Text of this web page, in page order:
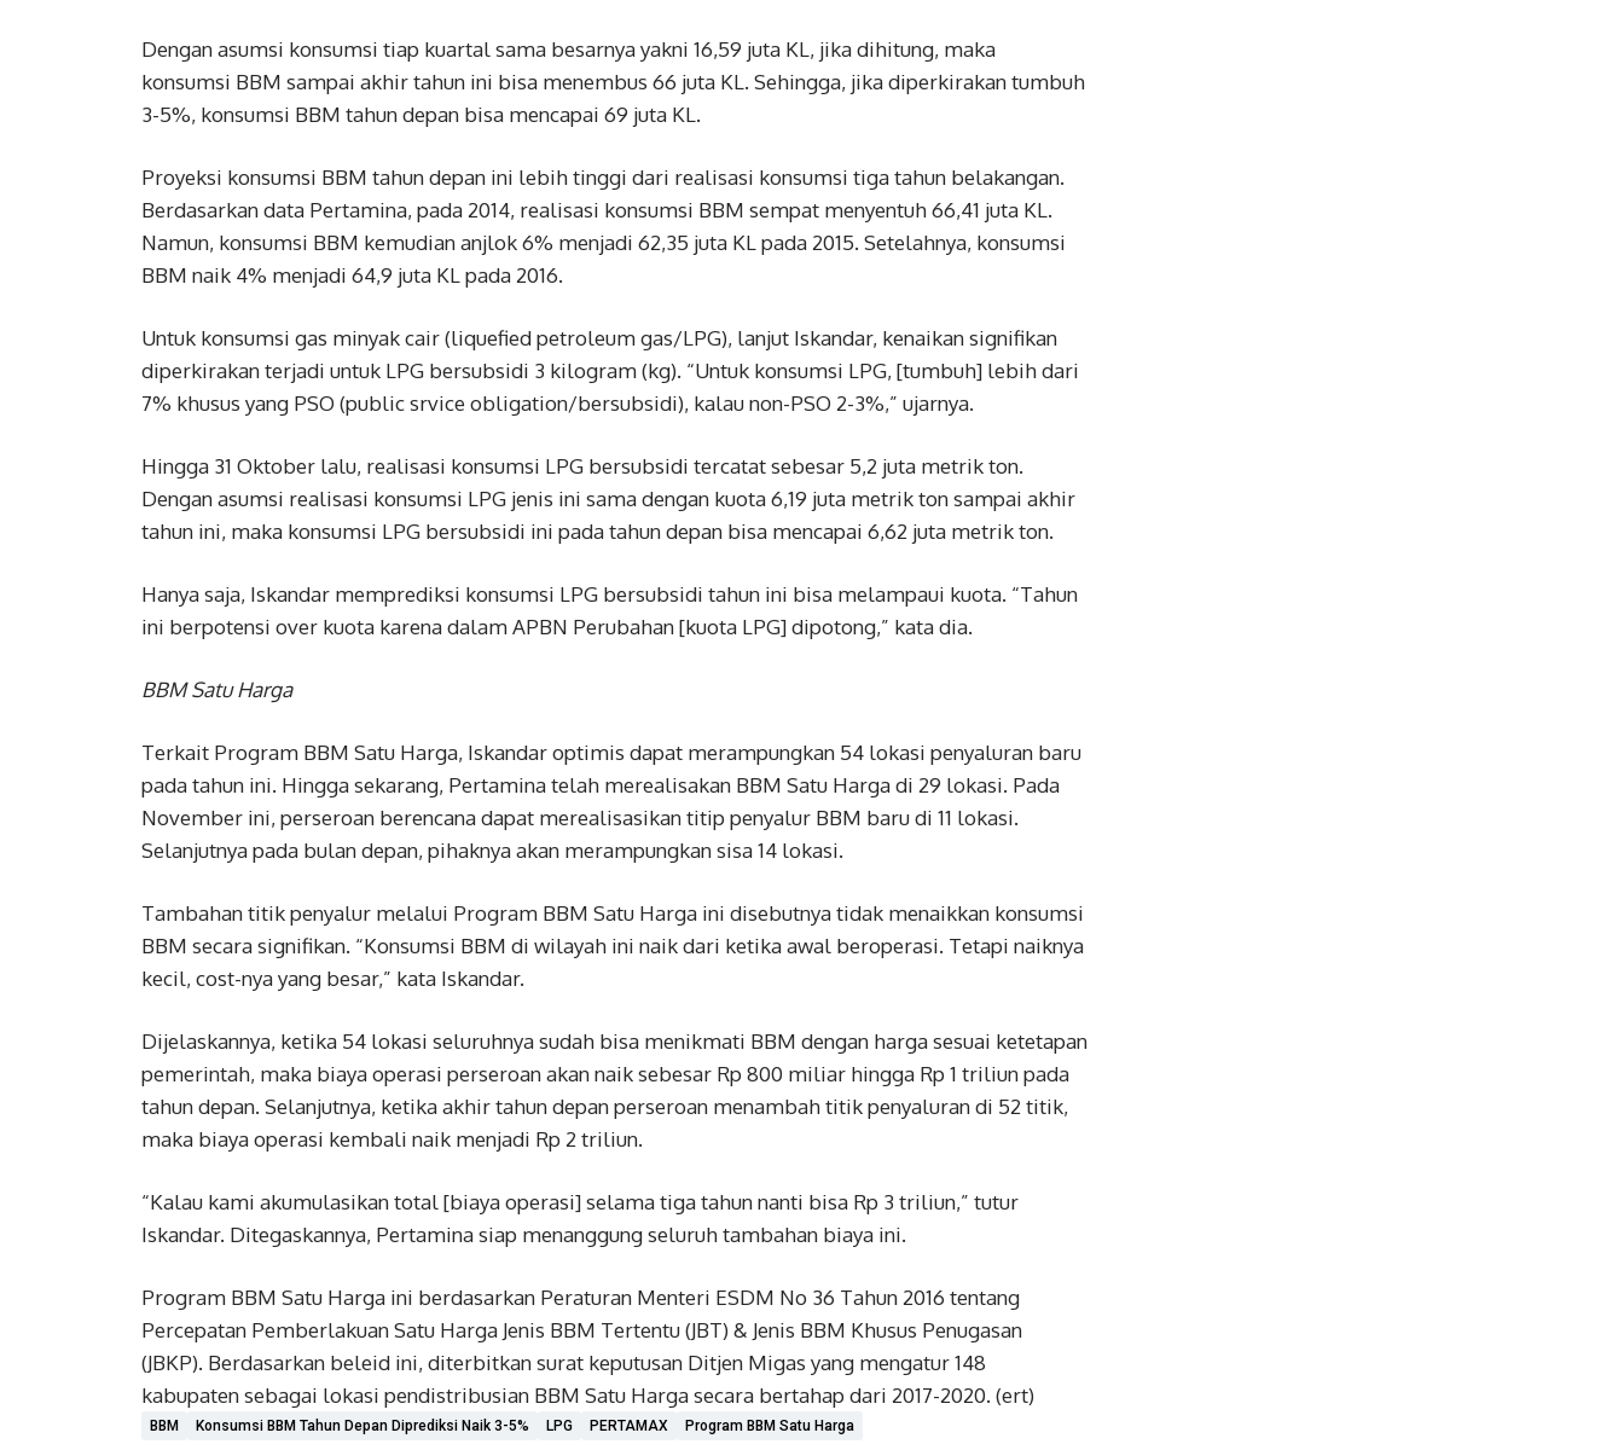
Dengan asumsi konsumsi tiap kuartal sama besarnya yakni 16,59 juta KL, jika dihitung, maka
konsumsi BBM sampai akhir tahun ini bisa menembus 66 juta KL. Sehingga, jika diperkirakan tumbuh
3-5%, konsumsi BBM tahun depan bisa mencapai 69 juta KL.
Proyeksi konsumsi BBM tahun depan ini lebih tinggi dari realisasi konsumsi tiga tahun belakangan.
Berdasarkan data Pertamina, pada 2014, realisasi konsumsi BBM sempat menyentuh 66,41 juta KL.
Namun, konsumsi BBM kemudian anjlok 6% menjadi 62,35 juta KL pada 2015. Setelahnya, konsumsi
BBM naik 4% menjadi 64,9 juta KL pada 2016.
Untuk konsumsi gas minyak cair (liquefied petroleum gas/LPG), lanjut Iskandar, kenaikan signifikan
diperkirakan terjadi untuk LPG bersubsidi 3 kilogram (kg). “Untuk konsumsi LPG, [tumbuh] lebih dari
7% khusus yang PSO (public srvice obligation/bersubsidi), kalau non-PSO 2-3%,” ujarnya.
Hingga 31 Oktober lalu, realisasi konsumsi LPG bersubsidi tercatat sebesar 5,2 juta metrik ton.
Dengan asumsi realisasi konsumsi LPG jenis ini sama dengan kuota 6,19 juta metrik ton sampai akhir
tahun ini, maka konsumsi LPG bersubsidi ini pada tahun depan bisa mencapai 6,62 juta metrik ton.
Hanya saja, Iskandar memprediksi konsumsi LPG bersubsidi tahun ini bisa melampaui kuota. “Tahun
ini berpotensi over kuota karena dalam APBN Perubahan [kuota LPG] dipotong,” kata dia.
BBM Satu Harga
Terkait Program BBM Satu Harga, Iskandar optimis dapat merampungkan 54 lokasi penyaluran baru
pada tahun ini. Hingga sekarang, Pertamina telah merealisakan BBM Satu Harga di 29 lokasi. Pada
November ini, perseroan berencana dapat merealisasikan titip penyalur BBM baru di 11 lokasi.
Selanjutnya pada bulan depan, pihaknya akan merampungkan sisa 14 lokasi.
Tambahan titik penyalur melalui Program BBM Satu Harga ini disebutnya tidak menaikkan konsumsi
BBM secara signifikan. “Konsumsi BBM di wilayah ini naik dari ketika awal beroperasi. Tetapi naiknya
kecil, cost-nya yang besar,” kata Iskandar.
Dijelaskannya, ketika 54 lokasi seluruhnya sudah bisa menikmati BBM dengan harga sesuai ketetapan
pemerintah, maka biaya operasi perseroan akan naik sebesar Rp 800 miliar hingga Rp 1 triliun pada
tahun depan. Selanjutnya, ketika akhir tahun depan perseroan menambah titik penyaluran di 52 titik,
maka biaya operasi kembali naik menjadi Rp 2 triliun.
“Kalau kami akumulasikan total [biaya operasi] selama tiga tahun nanti bisa Rp 3 triliun,” tutur
Iskandar. Ditegaskannya, Pertamina siap menanggung seluruh tambahan biaya ini.
Program BBM Satu Harga ini berdasarkan Peraturan Menteri ESDM No 36 Tahun 2016 tentang
Percepatan Pemberlakuan Satu Harga Jenis BBM Tertentu (JBT) & Jenis BBM Khusus Penugasan
(JBKP). Berdasarkan beleid ini, diterbitkan surat keputusan Ditjen Migas yang mengatur 148
kabupaten sebagai lokasi pendistribusian BBM Satu Harga secara bertahap dari 2017-2020. (ert)
BBM Konsumsi BBM Tahun Depan Diprediksi Naik 3-5% LPG PERTAMAX Program BBM Satu Harga